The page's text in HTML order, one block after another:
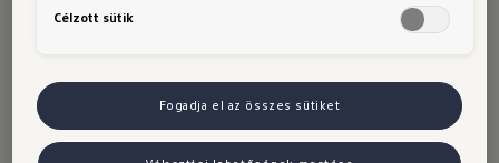
s
Célzott sütik
Fogadja el az összes sütiket